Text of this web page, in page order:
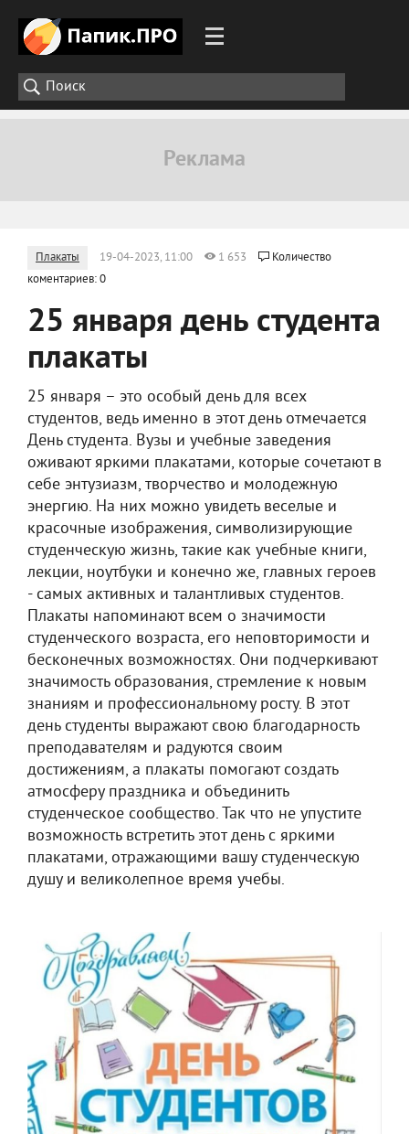
Плакаты 19-04-2023, 11:00 1 653
Количество
коментариев: 0
25 января день студента
плакаты
25 января – это особый день для всех
студентов, ведь именно в этот день отмечается
День студента. Вузы и учебные заведения
оживают яркими плакатами, которые сочетают в
себе энтузиазм, творчество и молодежную
энергию. На них можно увидеть веселые и
красочные изображения, символизирующие
студенческую жизнь, такие как учебные книги,
лекции, ноутбуки и конечно же, главных героев
- самых активных и талантливых студентов.
Плакаты напоминают всем о значимости
студенческого возраста, его неповторимости и
бесконечных возможностях. Они подчеркивают
значимость образования, стремление к новым
знаниям и профессиональному росту. В этот
день студенты выражают свою благодарность
преподавателям и радуются своим
достижениям, а плакаты помогают создать
атмосферу праздника и объединить
студенческое сообщество. Так что не упустите
возможность встретить этот день с яркими
плакатами, отражающими вашу студенческую
душу и великолепное время учебы.